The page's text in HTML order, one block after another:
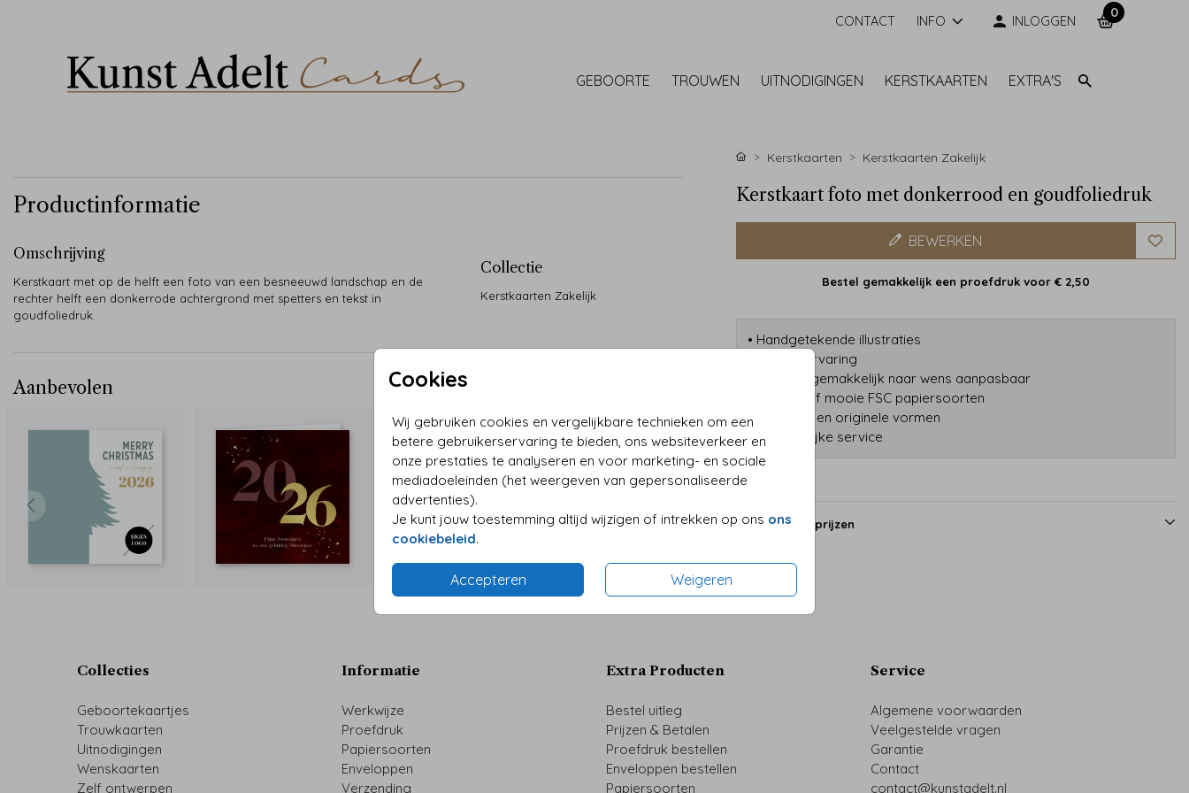
CONTACT INFO INLOGGEN
0
GEBOORTE TROUWEN UITNODIGINGEN KERSTKAARTEN EXTRA'S
Cookies
Wij gebruiken cookies en vergelijkbare technieken om een
betere gebruikerservaring te bieden, ons websiteverkeer en
onze prestaties te analyseren en voor marketing- en sociale
mediadoeleinden (het weergeven van gepersonaliseerde
advertenties).
Je kunt jouw toestemming altijd wijzigen of intrekken op ons ons
cookiebeleid.
Accepteren Weigeren
Productinformatie
Omschrijving
Kerstkaart met op de helft een foto van een besneeuwd landschap en de
rechter helft een donkerrode achtergrond met spetters en tekst in
goudfoliedruk.
Collectie
Kerstkaarten Zakelijk
Aanbevolen
Kerstkaarten Kerstkaarten Zakelijk
Kerstkaart foto met donkerrood en goudfoliedruk
BEWERKEN
Bestel gemakkelijk een proefdruk voor € 2,50
• Handgetekende illustraties
• 90 jaar ervaring
• Designs gemakkelijk naar wens aanpasbaar
• Kwalitatief mooie FSC papiersoorten
• Foliedruk en originele vormen
• Persoonlijke service
Formaten en prijzen
Collecties
Geboortekaartjes
Trouwkaarten
Uitnodigingen
Wenskaarten
Zelf ontwerpen
Informatie
Werkwijze
Proefdruk
Papiersoorten
Enveloppen
Verzending
Extra Producten
Bestel uitleg
Prijzen & Betalen
Proefdruk bestellen
Enveloppen bestellen
Papiersoorten
Service
Algemene voorwaarden
Veelgestelde vragen
Garantie
Contact
contact@kunstadelt.nl